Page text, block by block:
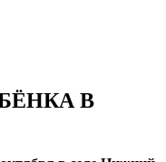
В